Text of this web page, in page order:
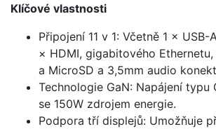
Klíčové vlastnosti
Připojení 11 v 1: Včetně 1 × USB-
× HDMI, gigabitového Ethernetu,
a MicroSD a 3,5mm audio
Technologie GaN: Napájení typu
se 150W zdrojem energie.
Podpora tří displejů: Umožňuje